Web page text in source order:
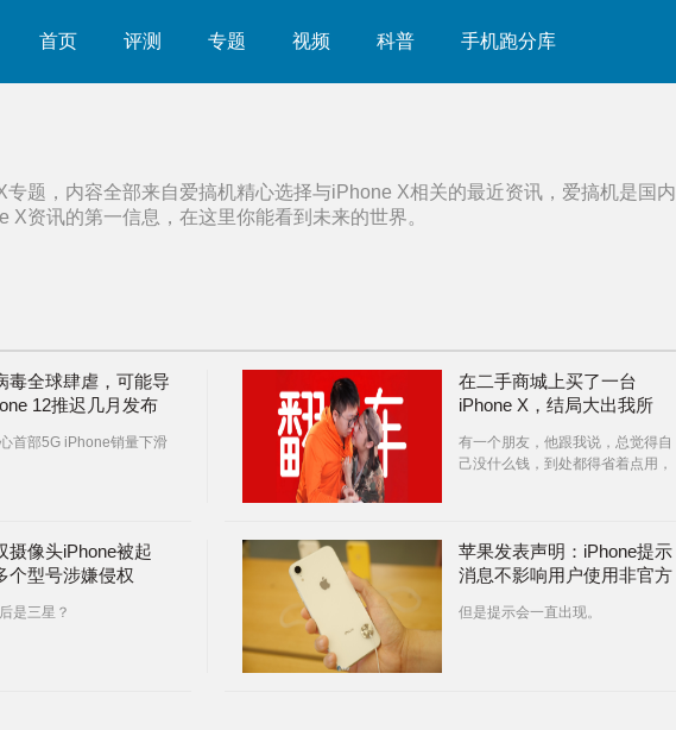
首页 评测 专题 视频 科普 手机跑分库
专题，内容全部来自爱搞机精心选择与iPhone X相关的最近资讯，爱搞机是国内
X资讯的第一信息，在这里你能看到未来的世界。
毒全球肆虐，可能导
12推迟几月发布
首部5G iPhone销量下滑
在二手商城上买了一台
iPhone X，结局大出我所
有一个朋友，他跟我说，总觉得自
己没什么钱，到处都得省着点用，
摄像头iPhone被起
个型号涉嫌侵权
是三星？
苹果发表声明：iPhone提示
消息不影响用户使用非官方
但是提示会一直出现。